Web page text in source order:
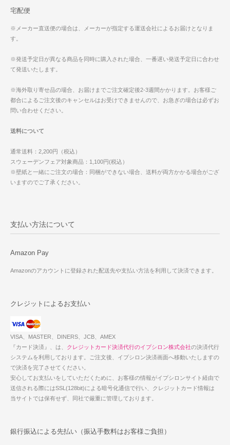
宅配便
※メーカー直送便の場合は、メーカーが指定する運送会社によるお届けとなりま
す。
※発送予定日が異なる商品を同時に購入された場合、一番遅い発送予定日に合わせ
て発送いたします。
※海外取り寄せ品の場合、お届けまでご注文確定後2-3週間かかります。お客様ご
都合によるご注文後のキャンセルはお受けできませんので、お急ぎの場合は必ずお
問い合わせください。
送料について
通常送料：2,200円（税込）
スウェーデンフェア対象商品：1,100円(税込）
※壁紙と一緒にご注文の場合：同梱ができない場合、送料が両方かかる場合がござ
いますのでご了承ください。
支払い方法について
Amazon Pay
Amazonのアカウントに登録された配送先や支払い方法を利用して決済できます。
クレジットによるお支払い
VISA、MASTER、DINERS、JCB、AMEX
『カード決済』、は、 クレジットカード決済代行のイプシロン株式会社の決済代行
システムを利用しております。ご注文後、イプシロン決済画面へ移動いたしますの
で決済を完了させてください。
安心してお支払いをしていただくために、お客様の情報がイプシロンサイト経由で
送信される際にはSSL(128bit)による暗号化通信で行い、クレジットカード情報は
当サイトでは保有せず、同社で厳重に管理しております。
銀行振込による先払い（振込手数料はお客様ご負担）